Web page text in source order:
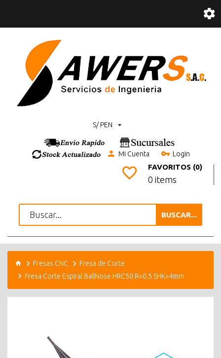
S/ PEN
Mi Cuenta Login
FAVORITOS (0)
0 items
BUSCAR...
Fresas CNC
Fresa de Corte
Fresa Corte Espiral BallNose HRC50 R=0.5 SHK=4mm